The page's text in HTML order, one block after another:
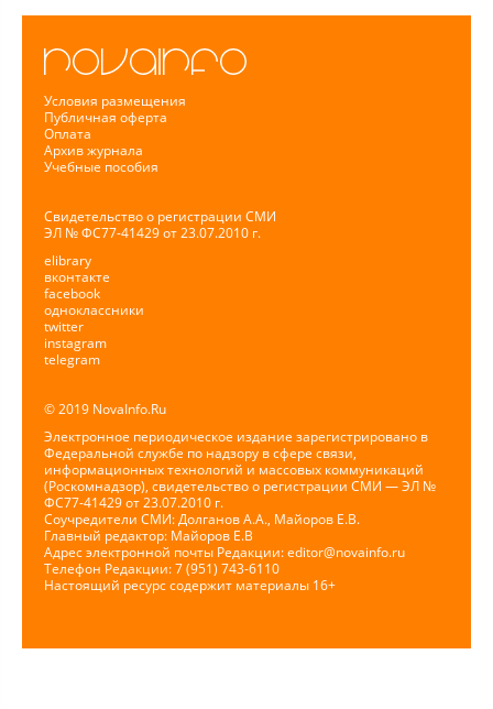
Условия размещения
Публичная оферта
Оплата
Архив журнала
Учебные пособия
Свидетельство о регистрации СМИ
ЭЛ № ФС77-41429 от 23.07.2010 г.
elibrary
вконтакте
facebook
одноклассники
twitter
instagram
telegram
© 2019 NovaInfo.Ru
Электронное периодическое издание зарегистрировано в
Федеральной службе по надзору в сфере связи,
информационных технологий и массовых коммуникаций
(Роскомнадзор), свидетельство о регистрации СМИ — ЭЛ №
ФС77-41429 от 23.07.2010 г.
Соучредители СМИ: Долганов А.А., Майоров Е.В.
Главный редактор: Майоров Е.В
Адрес электронной почты Редакции:editor@novainfo.ru
Телефон Редакции: 7 (951) 743-6110
Настоящий ресурс содержит материалы 16+